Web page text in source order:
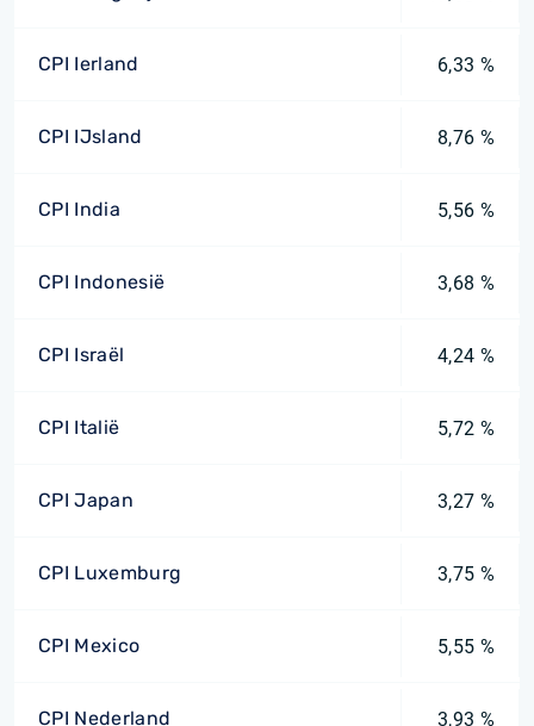
CPI Ierland 6,33 %
CPI IJsland 8,76 %
CPI India 5,56 %
CPI Indonesië 3,68 %
CPI Israël 4,24 %
CPI Italië 5,72 %
CPI Japan 3,27 %
CPI Luxemburg 3,75 %
CPI Mexico 5,55 %
CPI Nederland 3,93 %